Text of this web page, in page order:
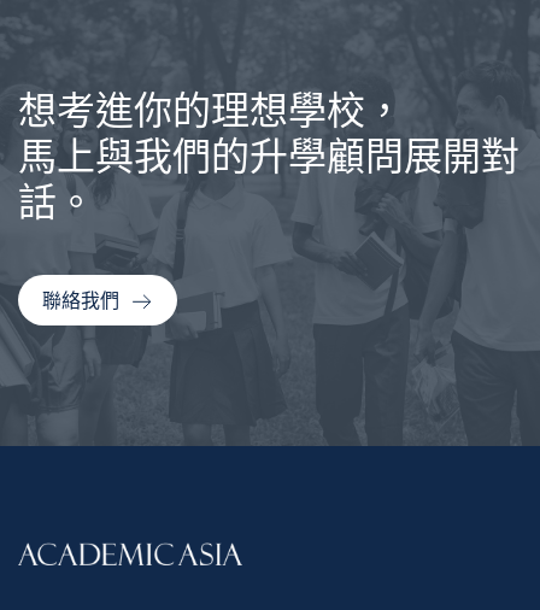
想考進你的理想學校，
馬上與我們的升學顧問展開對
話。
聯絡我們